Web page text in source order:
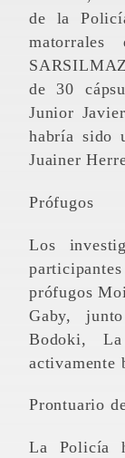
de la
de 30
Junior
habría sido
Juainer
Prófugos
Los investigadores señalan como presuntos
prófugos
Gaby,
Bodoki,
activamente
Prontuario
La Policía hace constar que el hoy occiso